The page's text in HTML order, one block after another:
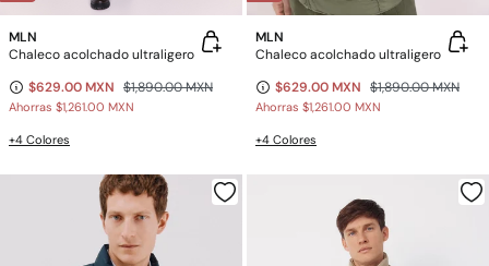
MLN
Chaleco acolchado ultraligero
$629.00 MXN $1,890.00 MXN
Ahorras $1,261.00 MXN
+4 Colores
MLN
Chaleco acolchado ultraligero
$629.00 MXN $1,890.00 MXN
Ahorras $1,261.00 MXN
+4 Colores